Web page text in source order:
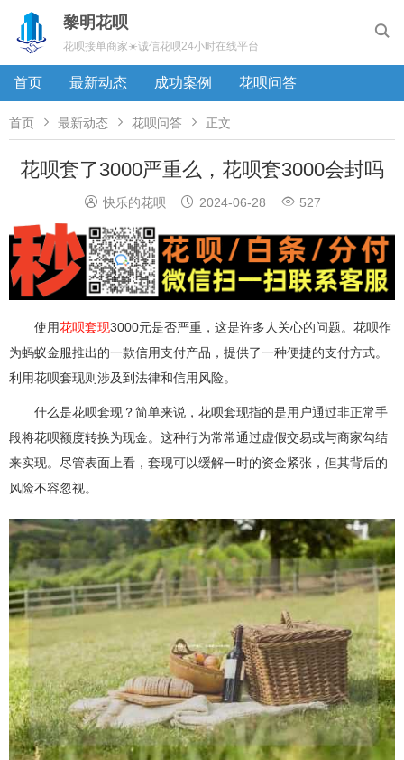

黎明花呗
花呗接单商家☀️诚信花呗24小时在线平台
首页 最新动态 成功案例 花呗问答
首页  最新动态  花呗问答  正文
花呗套了3000严重么，花呗套3000会封吗
 快乐的花呗  2024-06-28  527
使用花呗套现3000元是否严重，这是许多人关心的问题。花呗作
为蚂蚁金服推出的一款信用支付产品，提供了一种便捷的支付方式。
利用花呗套现则涉及到法律和信用风险。
什么是花呗套现？简单来说，花呗套现指的是用户通过非正常手
段将花呗额度转换为现金。这种行为常常通过虚假交易或与商家勾结
来实现。尽管表面上看，套现可以缓解一时的资金紧张，但其背后的
风险不容忽视。